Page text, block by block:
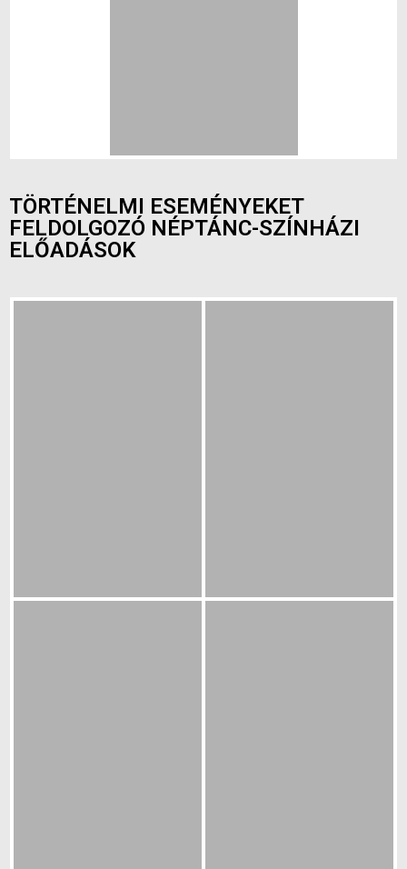
TÖRTÉNELMI ESEMÉNYEKET
FELDOLGOZÓ NÉPTÁNC-SZÍNHÁZI
ELŐADÁSOK